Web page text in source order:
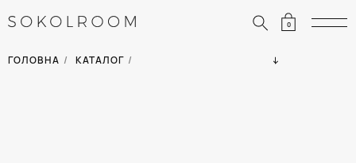
0
ГОЛОВНА / КАТАЛОГ /